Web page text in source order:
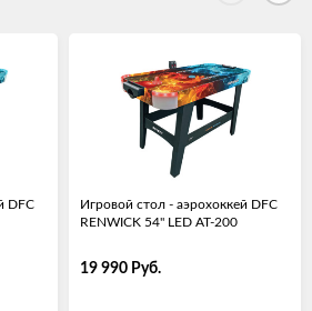
DFC
Игровой стол - аэрохоккей DFC
RENWICK 54" LED AT-200
19 990 Руб.